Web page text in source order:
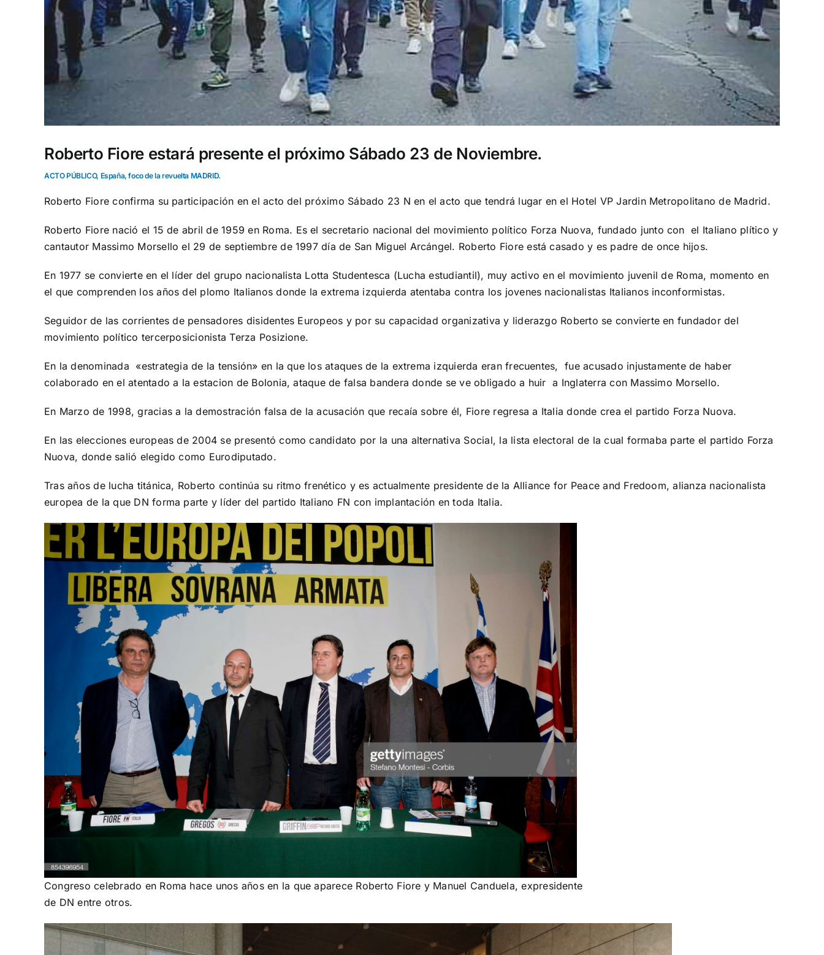
Roberto Fiore estará presente el próximo Sábado 23 de Noviembre.
ACTO PÚBLICO, España, foco de la revuelta MADRID.
Roberto Fiore confirma su participación en el acto del próximo Sábado 23 N en el acto que tendrá lugar en el Hotel VP Jardin Metropolitano de Madrid.
Roberto Fiore nació el 15 de abril de 1959 en Roma. Es el secretario nacional del movimiento político Forza Nuova, fundado junto con el Italiano plítico y
cantautor Massimo Morsello el 29 de septiembre de 1997 día de San Miguel Arcángel. Roberto Fiore está casado y es padre de once hijos.
En 1977 se convierte en el líder del grupo nacionalista Lotta Studentesca (Lucha estudiantil), muy activo en el movimiento juvenil de Roma, momento en
el que comprenden los años del plomo Italianos donde la extrema izquierda atentaba contra los jovenes nacionalistas Italianos inconformistas.
Seguidor de las corrientes de pensadores disidentes Europeos y por su capacidad organizativa y liderazgo Roberto se convierte en fundador del
movimiento político tercerposicionista Terza Posizione.
En la denominada «estrategia de la tensión» en la que los ataques de la extrema izquierda eran frecuentes, fue acusado injustamente de haber
colaborado en el atentado a la estacion de Bolonia, ataque de falsa bandera donde se ve obligado a huir a Inglaterra con Massimo Morsello.
En Marzo de 1998, gracias a la demostración falsa de la acusación que recaía sobre él, Fiore regresa a Italia donde crea el partido Forza Nuova.
En las elecciones europeas de 2004 se presentó como candidato por la una alternativa Social, la lista electoral de la cual formaba parte el partido Forza
Nuova, donde salió elegido como Eurodiputado.
Tras años de lucha titánica, Roberto continúa su ritmo frenético y es actualmente presidente de la Alliance for Peace and Fredoom, alianza nacionalista
europea de la que DN forma parte y líder del partido Italiano FN con implantación en toda Italia.
Congreso celebrado en Roma hace unos años en la que aparece Roberto Fiore y Manuel Canduela, expresidente
de DN entre otros.